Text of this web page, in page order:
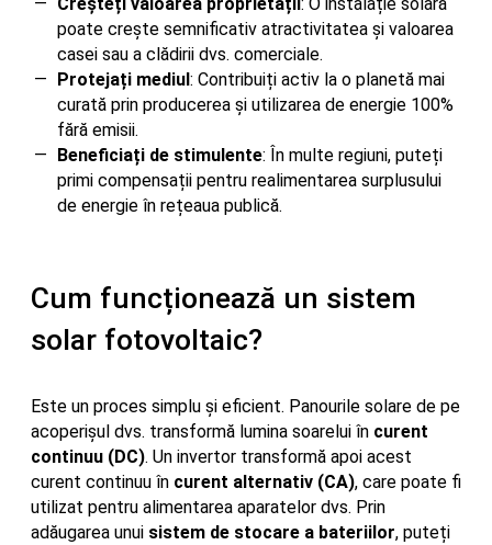
poate crește semnificativ atractivitatea și valoarea
casei sau a clădirii dvs. comerciale.
Protejați mediul : Contribuiți activ la o planetă mai
curată prin producerea și utilizarea de energie 100%
fără emisii.
Beneficiați de stimulente: În multe regiuni, puteți
primi compensații pentru realimentarea surplusului
de energie în rețeaua publică.
Cum funcționează un sistem
solar fotovoltaic?
Este un proces simplu și eficient. Panourile solare de pe
acoperișul dvs. transformă lumina soarelui în curent
continuu (DC). Un invertor transformă apoi acest
curent continuu în curent alternativ (CA), care poate fi
utilizat pentru alimentarea aparatelor dvs. Prin
adăugarea unui sistem de stocare a bateriilor, puteți